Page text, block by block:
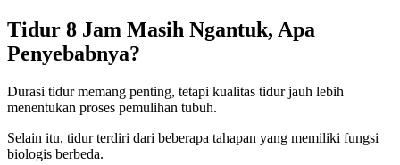
Tidur 8 Jam Masih Ngantuk, Apa
Penyebabnya?
Durasi tidur memang penting, tetapi kualitas tidur jauh lebih
menentukan proses pemulihan tubuh.
Selain itu, tidur terdiri dari beberapa tahapan yang memiliki fungsi
biologis berbeda.